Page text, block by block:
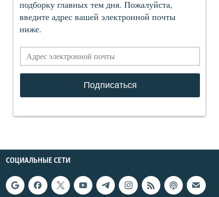
СОЦИАЛЬНЫЕ СЕТИ